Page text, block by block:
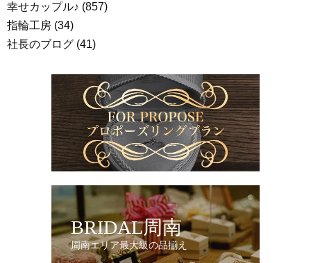
幸せカップル♪ (857)
指輪工房 (34)
社長のブログ (41)
BRIDAL周南
周南エリア最大級の品揃え